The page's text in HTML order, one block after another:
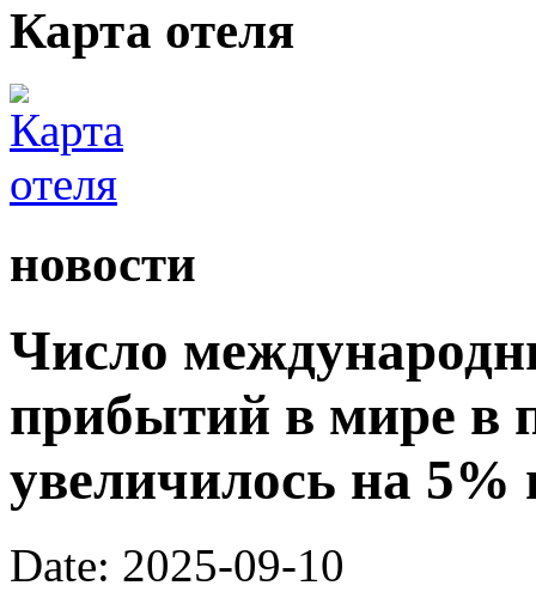
Карта отеля
новости
Число
прибытий в мире в
увеличилось на 5%
Date: 2025-09-10